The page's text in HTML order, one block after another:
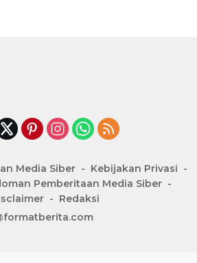
Media Siber
Kebijakan Privasi
Pemberitaan Media Siber
Redaksi